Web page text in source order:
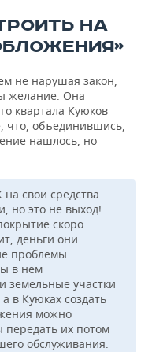
НА
не нарушая закон,
желание. Она
квартала Куюков
что, объединившись,
нашлось, но
свои средства
но это не выход!
скоро
деньги они
проблемы.
в нем
земельные участки
в Куюках создать
можно
передать их потом
обслуживания.